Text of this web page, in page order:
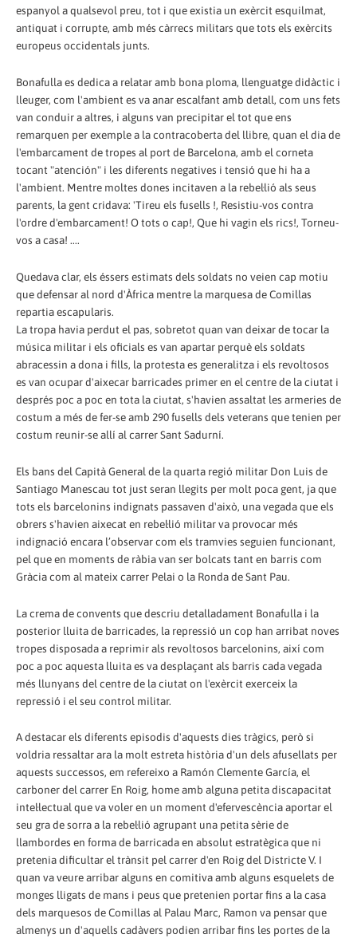
espanyol a qualsevol preu, tot i que existia un exèrcit esquilmat,
antiquat i corrupte, amb més càrrecs militars que tots els exèrcits
europeus occidentals junts.
Bonafulla es dedica a relatar amb bona ploma, llenguatge didàctic i
lleuger, com l'ambient es va anar escalfant amb detall, com uns fets
van conduir a altres, i alguns van precipitar el tot que ens
remarquen per exemple a la contracoberta del llibre, quan el dia de
l'embarcament de tropes al port de Barcelona, amb el corneta
tocant "atención" i les diferents negatives i tensió que hi ha a
l'ambient. Mentre moltes dones incitaven a la rebel·lió als seus
parents, la gent cridava: 'Tireu els fusells !, Resistiu-vos contra
l'ordre d'embarcament! O tots o cap!, Que hi vagin els rics!, Torneu-
vos a casa! ....
Quedava clar, els éssers estimats dels soldats no veien cap motiu
que defensar al nord d'Àfrica mentre la marquesa de Comillas
repartia escapularis.
La tropa havia perdut el pas, sobretot quan van deixar de tocar la
música militar i els oficials es van apartar perquè els soldats
abracessin a dona i fills, la protesta es generalitza i els revoltosos
es van ocupar d'aixecar barricades primer en el centre de la ciutat i
després poc a poc en tota la ciutat, s'havien assaltat les armeries de
costum a més de fer-se amb 290 fusells dels veterans que tenien per
costum reunir-se allí al carrer Sant Sadurní.
Els bans del Capità General de la quarta regió militar Don Luis de
Santiago Manescau tot just seran llegits per molt poca gent, ja que
tots els barcelonins indignats passaven d'això, una vegada que els
obrers s'havien aixecat en rebel·lió militar va provocar més
indignació encara l’observar com els tramvies seguien funcionant,
pel que en moments de ràbia van ser bolcats tant en barris com
Gràcia com al mateix carrer Pelai o la Ronda de Sant Pau.
La crema de convents que descriu detalladament Bonafulla i la
posterior lluita de barricades, la repressió un cop han arribat noves
tropes disposada a reprimir als revoltosos barcelonins, així com
poc a poc aquesta lluita es va desplaçant als barris cada vegada
més llunyans del centre de la ciutat on l'exèrcit exerceix la
repressió i el seu control militar.
A destacar els diferents episodis d'aquests dies tràgics, però si
voldria ressaltar ara la molt estreta història d'un dels afusellats per
aquests successos, em refereixo a Ramón Clemente García, el
carboner del carrer En Roig, home amb alguna petita discapacitat
intel·lectual que va voler en un moment d'efervescència aportar el
seu gra de sorra a la rebel·lió agrupant una petita sèrie de
llambordes en forma de barricada en absolut estratègica que ni
pretenia dificultar el trànsit pel carrer d'en Roig del Districte V. I
quan va veure arribar alguns en comitiva amb alguns esquelets de
monges lligats de mans i peus que pretenien portar fins a la casa
dels marquesos de Comillas al Palau Marc, Ramon va pensar que
almenys un d'aquells cadàvers podien arribar fins les portes de la